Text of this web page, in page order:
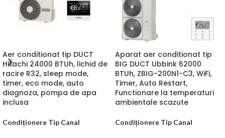
Aer conditionat tip DUCT
Hitachi 24000 BTUh, lichid de
racire R32, sleep mode,
timer, eco mode, auto
diagnoza, pompa de apa
inclusa
Condiționere Tip Canal
Aparat aer conditionat tip
BIG DUCT Ubbink 62000
BTUh, ZBIG-200N1-C3, WiFi,
Timer, Auto Restart,
Functionare la temperaturi
ambientale scazute
Condiționere Tip Canal